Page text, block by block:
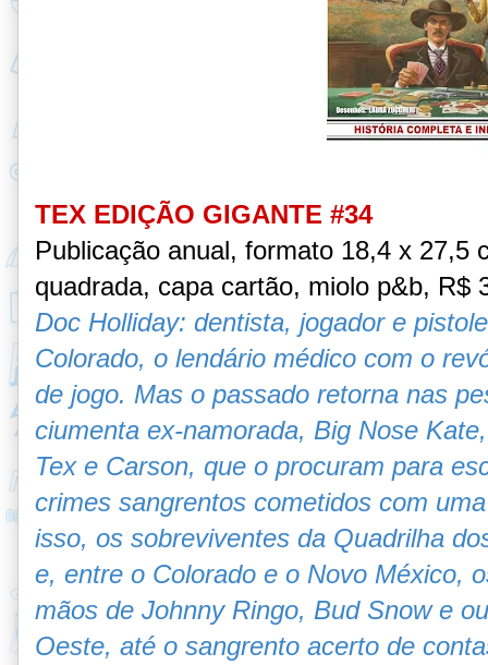
TEX EDIÇÃO GIGANTE #34
Publicação anual, formato 18,4 x 27,5
quadrada, capa cartão, miolo p&b, R$
Doc Holliday: dentista, jogador e
Colorado, o lendário médico com o
de jogo. Mas o passado retorna nas
ciumenta ex-namorada, Big Nose
Tex e Carson, que o procuram para
crimes sangrentos cometidos com
isso, os sobreviventes da Quadrilha
e, entre o Colorado e o Novo México,
mãos de Johnny Ringo, Bud Snow e
Oeste, até o sangrento acerto de